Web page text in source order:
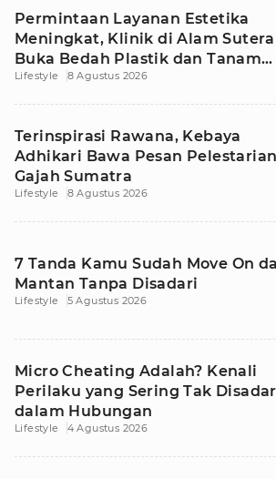
Permintaan Layanan Estetika
Meningkat, Klinik di Alam Sutera
Buka Bedah Plastik dan Tanam
Rambut
Lifestyle 8 Agustus 2026
Terinspirasi Rawana, Kebaya
Adhikari Bawa Pesan Pelestarian
Gajah Sumatra
Lifestyle 8 Agustus 2026
7 Tanda Kamu Sudah Move On
Mantan Tanpa Disadari
Lifestyle 5 Agustus 2026
Micro Cheating Adalah? Kenali
Perilaku yang Sering Tak
dalam Hubungan
Lifestyle 4 Agustus 2026